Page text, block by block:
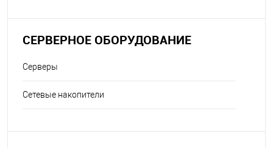
СЕРВЕРНОЕ ОБОРУДОВАНИЕ
Серверы
Сетевые накопители